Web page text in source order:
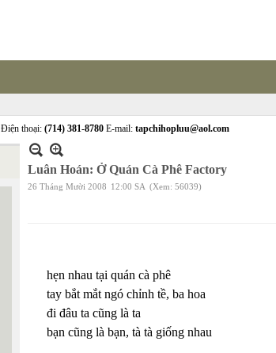
thoại: (714) 381-8780 E-mail: tapchihopluu@aol.com
Luân Hoán: Ở Quán Cà Phê Factory
26 Tháng Mười 2008 12:00 SA (Xem: 56039)
hẹn nhau tại quán cà phê
tay bắt mắt ngó chỉnh tề, ba hoa
đi đâu ta cũng là ta
bạn cũng là bạn, tà tà giống nhau